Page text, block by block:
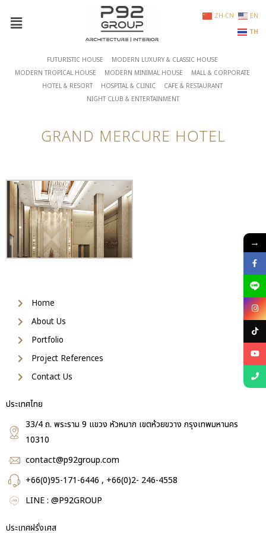
ZH-CN
EN
TH
FUTURISTIC HOUSE
MODERN LUXURY & CLASSIC HOUSE
MODERN TROPICAL HOUSE
MODERN MINIMAL HOUSE
MALL & CORPORATE
HOTEL & RESORT
HOSPITAL & CLINIC
CAFE & RESTAURANT
NIGHT CLUB & ENTERTAINMENT
GRAND MERCURE HOTEL
Home
About Us
Portfolio
Project References
Contact Us
ประเทศไทย
33/4 ถ. พระราม 9 แขวง หัวหมาก เขตห้วยขวาง กรุงเทพมหานคร
10310
contact@p92group.com
+66(0)95-171-6446 , +66(0)2- 246-4558
LINE : @P92GROUP
ประเทศฝรั่งเศส
→